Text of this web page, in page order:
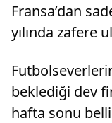
Fransa’dan
yılında zafere
beklediği dev
hafta sonu